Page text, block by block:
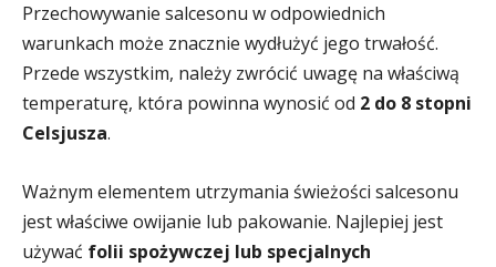
Przechowywanie salcesonu w odpowiednich
warunkach może znacznie wydłużyć jego trwałość.
Przede wszystkim, należy zwrócić uwagę na właściwą
temperaturę, która powinna wynosić od 2 do 8 stopni
Celsjusza.
Ważnym elementem utrzymania świeżości salcesonu
jest właściwe owijanie lub pakowanie. Najlepiej jest
używać folii spożywczej lub specjalnych